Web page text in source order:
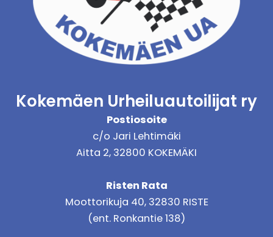
Kokemäen Urheiluautoilijat ry
Postiosoite
c/o Jari Lehtimäki
Aitta 2, 32800 KOKEMÄKI
Risten Rata
Moottorikuja 40, 32830 RISTE
(ent. Ronkantie 138)